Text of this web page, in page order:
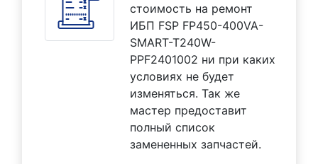
стоимость на ремонт
ИБП FSP FP450-400VA-
SMART-T240W-
PPF2401002 ни при каких
условиях не будет
изменяться. Так же
мастер предоставит
полный список
замененных запчастей.